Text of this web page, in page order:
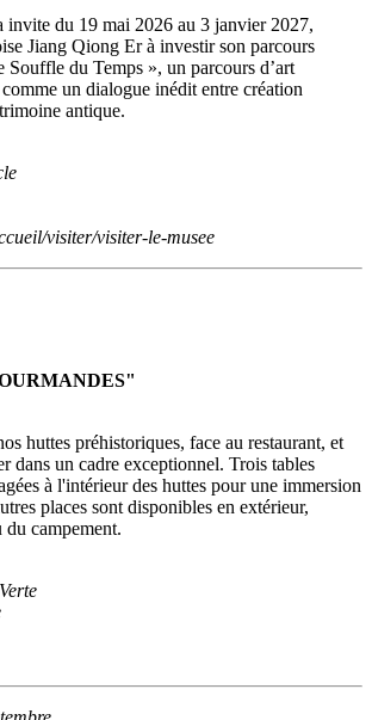
invite du 19 mai 2026 au 3 janvier 2027,
Jiang Qiong Er à investir son parcours
Souffle du Temps », un parcours d’art
un dialogue inédit entre création
antique.
visiter/visiter-le-musee
huttes préhistoriques, face au restaurant, et
dans un cadre exceptionnel. Trois tables
à l'intérieur des huttes pour une immersion
places sont disponibles en extérieur,
campement.